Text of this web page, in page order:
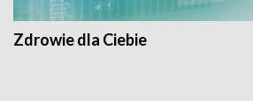
Zdrowie dla Ciebie